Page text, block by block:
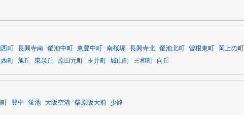
町 長興寺南 螢池中町 東豊中町 南桜塚 長興寺北 螢池北町 曽根東町 岡上の町
町 旭丘 東泉丘 原田元町 玉井町 城山町 三和町 向丘
豊中 蛍池 大阪空港 柴原阪大前 少路